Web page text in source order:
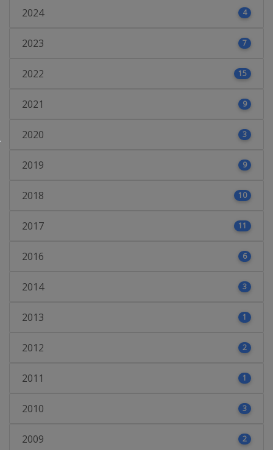
2024 4
2023 7
2022 15
2021 9
2020 3
2019 9
2018 10
2017 11
2016 6
2014 3
2013 1
2012 2
2011 1
2010 3
2009 2